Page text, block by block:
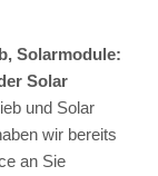
Solarmodule:
Solar
und Solar
wir bereits
an Sie